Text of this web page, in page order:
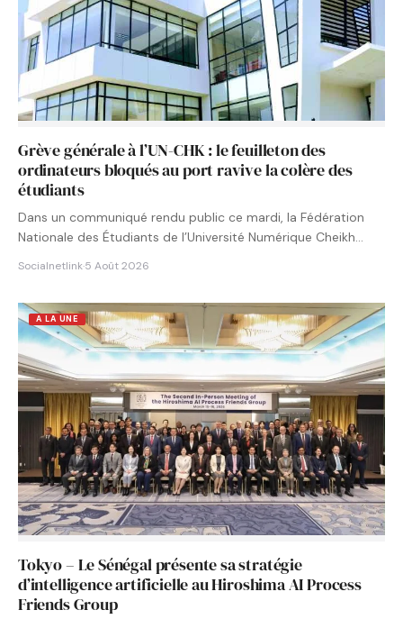
Grève générale à l’UN-CHK : le feuilleton des
ordinateurs bloqués au port ravive la colère des
étudiants
Dans un communiqué rendu public ce mardi, la Fédération
Nationale des Étudiants de l’Université Numérique Cheikh
Socialnetlink·5 Août 2026
A LA UNE
Tokyo – Le Sénégal présente sa stratégie
d’intelligence artificielle au Hiroshima AI Process
Friends Group